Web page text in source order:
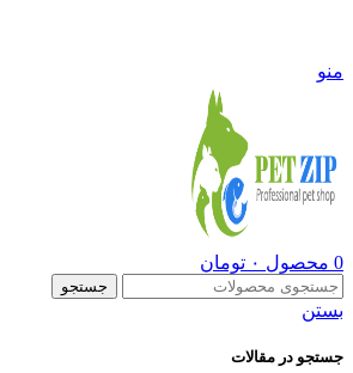
منو
0 محصول ۰ تومان
جستجو
بستن
جستجو در مقالات